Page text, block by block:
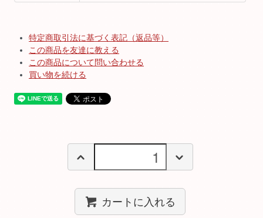
特定商取引法に基づく表記（返品等）
この商品を友達に教える
この商品について問い合わせる
買い物を続ける
カートに入れる